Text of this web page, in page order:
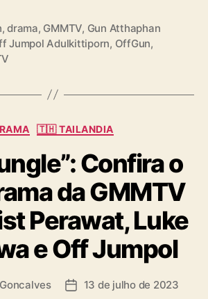
,drama, GMMTV, Gun Atthaphan
Jumpol Adulkittiporn, OffGun,
C
t
e
g
o
r
i
a
🇹🇭 TAILANDIA
Confira o
da GMMTV
Perawat, Luke
e Off Jumpol
D 13 de julho de 2023